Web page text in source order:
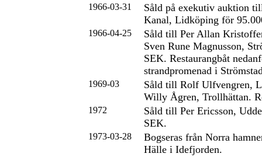
1966-03-31
Såld på exekutiv auktion
Kanal, Lidköping för
1966-04-25
Såld till Per Allan
Sven Rune Magnusson,
SEK. Restaurangbåt
strandpromenad i
1969-03
Såld till Rolf Ulfvengren,
Willy Ågren, Trollhättan.
1972
Såld till Per Ericsson,
SEK.
1973-03-28
Bogseras från Norra
Hälle i Idefjorden.